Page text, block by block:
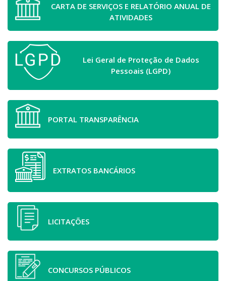
CARTA DE SERVIÇOS E RELATÓRIO ANUAL DE
ATIVIDADES
Lei Geral de Proteção de Dados
Pessoais (LGPD)
PORTAL TRANSPARÊNCIA
EXTRATOS BANCÁRIOS
LICITAÇÕES
CONCURSOS PÚBLICOS